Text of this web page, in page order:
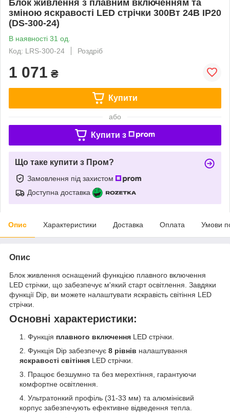
Блок живлення з плавним включенням та
зміною яскравості LED стрічки 300Вт 24В IP20
(DS-300-24)
В наявності 31 од.
Код: LRS-300-24
Роздріб
1 071 ₴
Купити
або
Купити з
Що таке купити з Пром?
Замовлення під захистом
Доступна доставка
Опис Характеристики Доставка Оплата Умови
Опис
Блок живлення оснащений функцією плавного включення
LED стрічки, що забезпечує м'який старт освітлення. Завдяки
функції Dip, ви можете налаштувати яскравість світіння LED
стрічки.
Основні характеристики:
Функція плавного включення LED стрічки.
Функція Dip забезпечує 8 рівнів налаштування
яскравості світіння LED стрічки.
Працює безшумно та без мерехтіння, гарантуючи
комфортне освітлення.
Ультратонкий профіль (31-33 мм) та алюмінієвий
корпус забезпечують ефективне відведення тепла.